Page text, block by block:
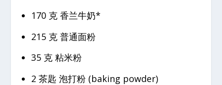
170 克 香兰牛奶*
215 克 普通面粉
35 克 粘米粉
2 茶匙 泡打粉 (baking powder)